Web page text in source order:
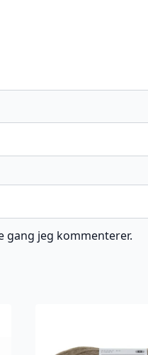
gang jeg kommenterer.